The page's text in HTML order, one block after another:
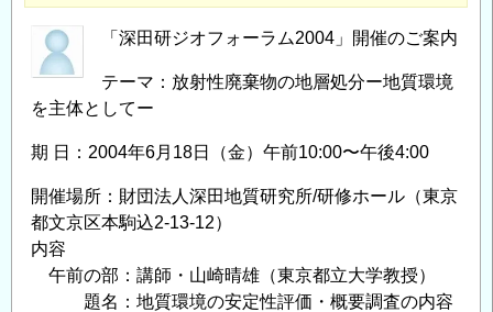
市
他
団
が
賞
し
た
と
「深田研ジオフォーラム2004」開催のご案内
テーマ：放射性廃棄物の地層処分ー地質環境
を主体としてー
期 日：2004年6月18日（金）午前10:00〜午後4:00
開催場所：財団法人深田地質研究所/研修ホール（東京
都文京区本駒込2-13-12）
内容
午前の部：講師・山崎晴雄（東京都立大学教授）
題名：地質環境の安定性評価・概要調査の内容